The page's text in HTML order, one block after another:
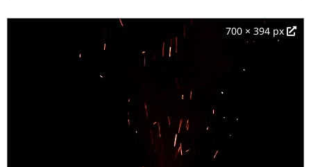
700 × 394 px